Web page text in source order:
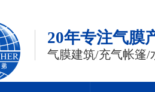
20年专注气膜
气膜建筑/充气帐篷/